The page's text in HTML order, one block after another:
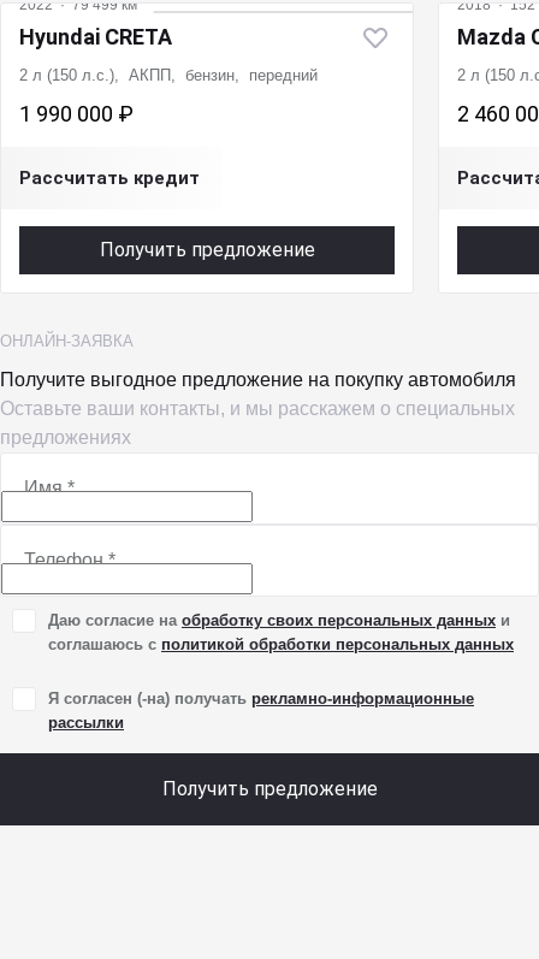
2022 · 79 499 км
Hyundai CRETA
2 л (150 л.с.), АКПП, бензин, передний
1 990 000 ₽
Рассчитать кредит
Получить предложение
2018 ·
Mazda
2 л (150
2 460
ОНЛАЙН-ЗАЯВКА
Получите выгодное предложение на покупку автомобиля
Оставьте ваши контакты, и мы расскажем о специальных
предложениях
Имя*
Телефон*
Даю согласие на обработку своих персональных данных и
соглашаюсь с политикой обработки персональных данных
Я согласен (-на) получать рекламно-информационные
рассылки
Получить предложение